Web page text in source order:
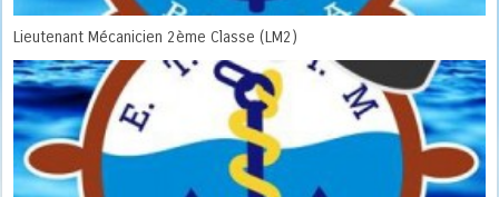
Lieutenant Mécanicien 2ème Classe (LM2)